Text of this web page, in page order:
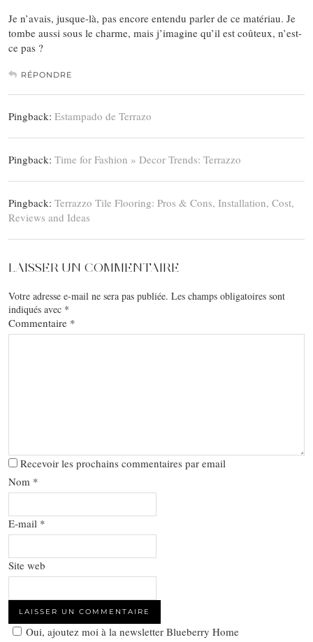
Je n’avais, jusque-là, pas encore entendu parler de ce matériau. Je
tombe aussi sous le charme, mais j’imagine qu’il est coûteux, n’est-
ce pas ?
RÉPONDRE
Pingback: Estampado de Terrazo
Pingback: Time for Fashion » Decor Trends: Terrazzo
Pingback: Terrazzo Tile Flooring: Pros & Cons, Installation, Cost,
Reviews and Ideas
LAISSER UN COMMENTAIRE
Votre adresse e-mail ne sera pas publiée. Les champs obligatoires sont
indiqués avec *
Commentaire *
Recevoir les prochains commentaires par email
Nom *
E-mail *
Site web
Oui, ajoutez moi à la newsletter Blueberry Home